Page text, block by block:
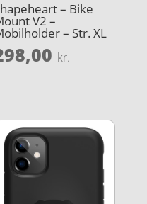
– Bike
V2 –
– Str. XL
kr.